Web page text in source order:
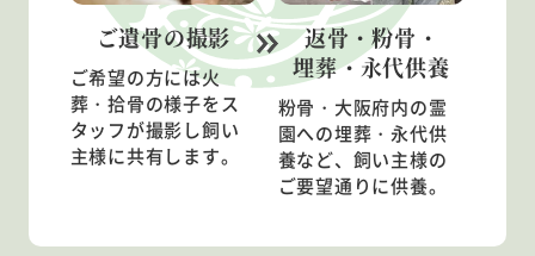
ご遺骨の撮影
ご希望の方には火
葬・拾骨の様子をス
タッフが撮影し飼い
主様に共有します。
返骨・粉骨・
埋葬・永代供養
粉骨・大阪府内の霊
園への埋葬・永代供
養など、飼い主様の
ご要望通りに供養。